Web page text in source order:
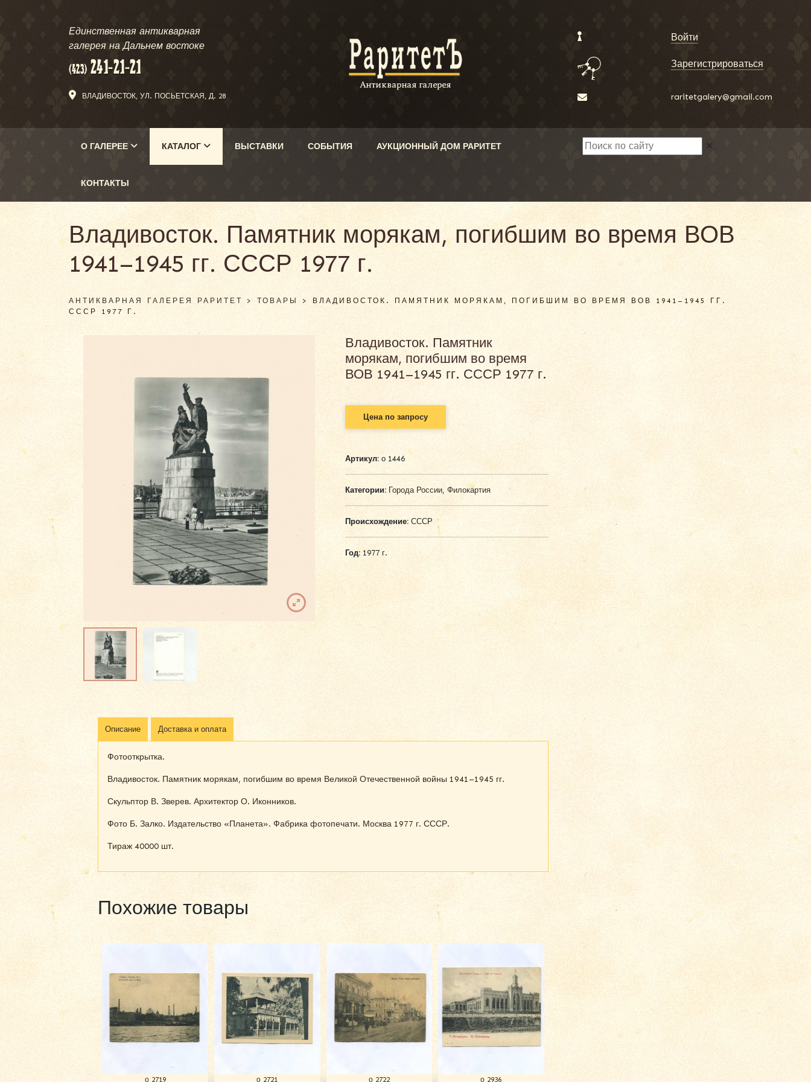
Единственная антикварная
галерея на Дальнем востоке
ВЛАДИВОСТОК, УЛ. ПОСЬЕТСКАЯ, Д. 28
Войти
Зарегистрироваться
raritetgalery@gmail.com
О ГАЛЕРЕЕ КАТАЛОГ ВЫСТАВКИ СОБЫТИЯ АУКЦИОННЫЙ ДОМ РАРИТЕТ
КОНТАКТЫ
✕
Владивосток. Памятник морякам, погибшим во время ВОВ
1941–1945 гг. СССР 1977 г.
АНТИКВАРНАЯ ГАЛЕРЕЯ РАРИТЕТ>ТОВАРЫ > ВЛАДИВОСТОК. ПАМЯТНИК МОРЯКАМ, ПОГИБШИМ ВО ВРЕМЯ ВОВ 1941–1945 ГГ.
СССР 1977 Г.
Владивосток. Памятник
морякам, погибшим во время
ВОВ 1941–1945 гг. СССР 1977 г.
Цена по запросу
Артикул:о 1446
Категории: Города России,Филокартия
Происхождение:СССР
Год:1977 г.
Описание Доставка и оплата
Фотооткрытка.
Владивосток. Памятник морякам, погибшим во время Великой Отечественной войны 1941–1945 гг.
Скульптор В. Зверев. Архитектор О. Иконников.
Фото Б. Залко. Издательство «Планета». Фабрика фотопечати. Москва 1977 г. СССР.
Тираж 40000 шт.
Похожие товары
о 2719 о 2721 о 2722 о 2936 о 2941 о 2939